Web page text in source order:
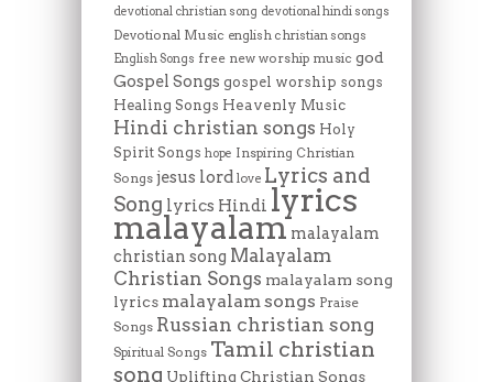
devotional christian song devotional hindi songs
Devotional Music english christian songs
English Songs free new worship music god
Gospel Songs gospel worship songs
Healing Songs Heavenly Music
Hindi christian songs Holy
Spirit Songs hope Inspiring Christian
Songs jesus lord love Lyrics and
Song lyrics Hindi lyrics
malayalam malayalam
christian song Malayalam
Christian Songs malayalam song
lyrics malayalam songs Praise
Songs Russian christian song
Spiritual Songs Tamil christian
song Uplifting Christian Songs